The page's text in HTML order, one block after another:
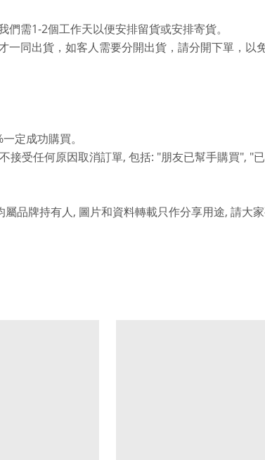
們需1-2個工作天以便安排留貨或安排寄貨。
同出貨，如客人需要分開出貨，請分開下單，以
一定成功購買。
接受任何原因取消訂單, 包括: "朋友已幫手購買", "
屬品牌持有人 , 圖片和資料轉載只作分享用途, 請大